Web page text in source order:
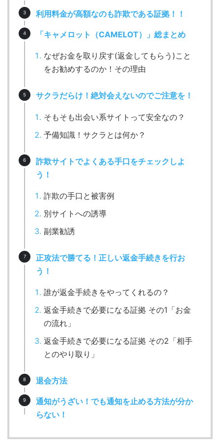
利用料金が高額なのも詐欺である証拠！！
「キャメロット（CAMELOT）」総まとめ
なぜお金を取り戻す(返金してもらう)こと
をお勧めするのか！その理由
サクラだらけ！絶対会えないのでご注意を！
そもそも出会い系サイトって安全なの？
予備知識！サクラとは何か？
詐欺サイトでよくある手口をチェックしよ
う！
詐欺の手口と被害例
別サイトへの誘導
副業勧誘
正攻法で勝てる！正しい返金手続きを行お
う！
誰が返金手続きをやってくれるの？
返金手続きで必要になる証拠 その1「お金
の流れ」
返金手続きで必要になる証拠 その2「相手
とのやり取り」
退会方法
通知がうざい！でも通知を止める方法が分か
らない！